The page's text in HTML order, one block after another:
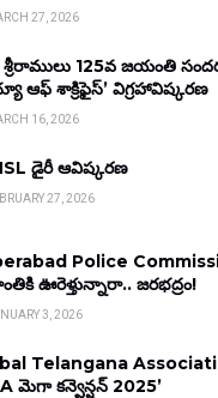
27, 2026
శ్రీరాములు 125వ జయంతి
ఆఫ్ శాక్రిఫైస్’ విగ్రహావిష్కరణ
16, 2026
డైరీ ఆవిష్కరణ
27, 2026
Police
ఊరెళ్తున్నారా.. జరభద్రం!
3, 2026
Telangana
మెగా కన్వెన్షన్ 2025’